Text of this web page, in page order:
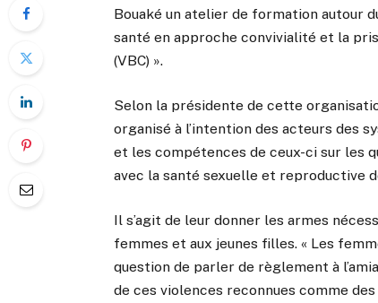
Bouaké un atelier de formation autour
santé en approche convivialité et la
(VBC) ».
Selon la présidente de cette
organisé à l’intention des acteurs des
et les compétences de ceux-ci sur les
avec la santé sexuelle et reproductive
Il s’agit de leur donner les armes
femmes et aux jeunes filles. « Les
question de parler de règlement à
de ces violences reconnues comme